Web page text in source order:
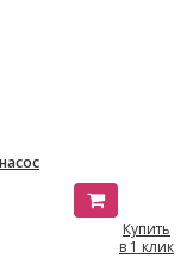
Купить
в 1 клик